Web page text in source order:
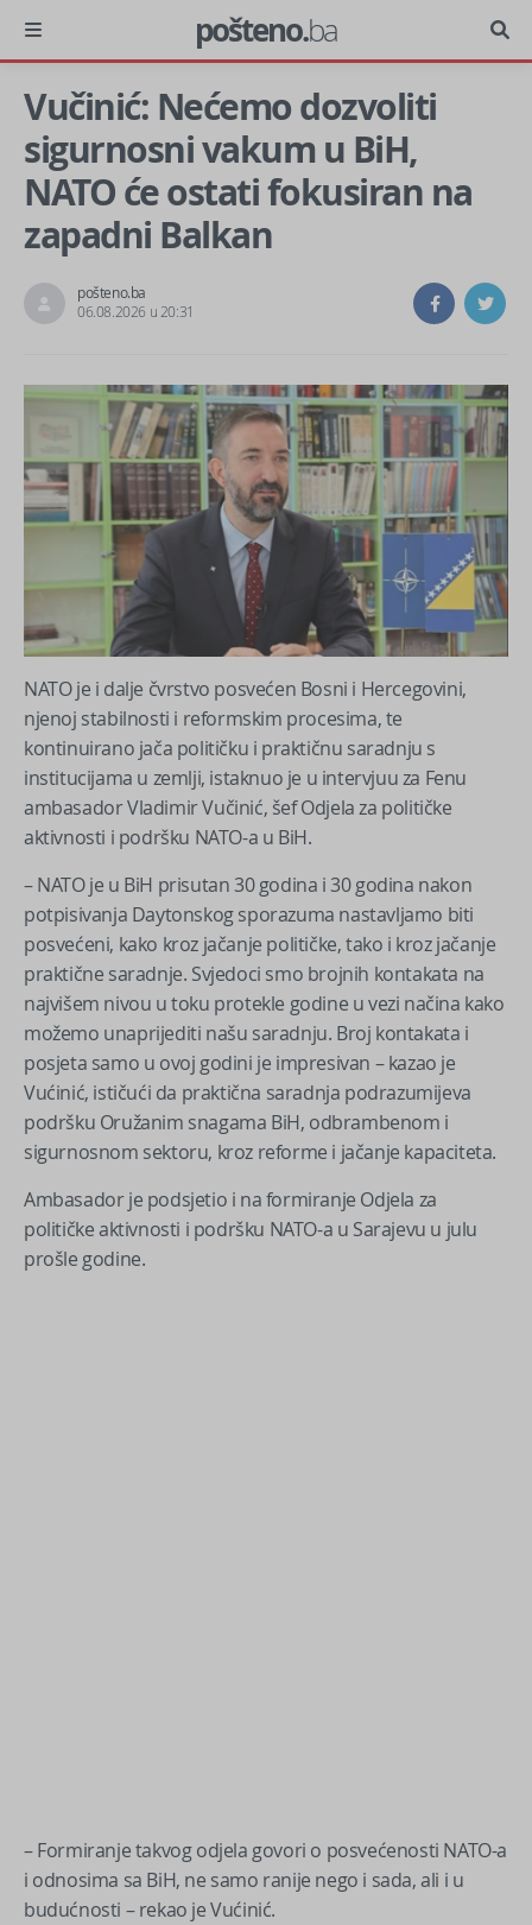
pošteno.ba
Vučinić: Nećemo dozvoliti
sigurnosni vakum u BiH,
NATO će ostati fokusiran na
zapadni Balkan
pošteno.ba
06.08.2026 u 20:31
NATO je i dalje čvrstvo posvećen Bosni i Hercegovini,
njenoj stabilnosti i reformskim procesima, te
kontinuirano jača političku i praktičnu saradnju s
institucijama u zemlji, istaknuo je u intervjuu za Fenu
ambasador Vladimir Vučinić, šef Odjela za političke
aktivnosti i podršku NATO-a u BiH.
– NATO je u BiH prisutan 30 godina i 30 godina nakon
potpisivanja Daytonskog sporazuma nastavljamo biti
posvećeni, kako kroz jačanje političke, tako i kroz jačanje
praktične saradnje. Svjedoci smo brojnih kontakata na
najvišem nivou u toku protekle godine u vezi načina kako
možemo unaprijediti našu saradnju. Broj kontakata i
posjeta samo u ovoj godini je impresivan – kazao je
Vućinić, ističući da praktična saradnja podrazumijeva
podršku Oružanim snagama BiH, odbrambenom i
sigurnosnom sektoru, kroz reforme i jačanje kapaciteta.
Ambasador je podsjetio i na formiranje Odjela za
političke aktivnosti i podršku NATO-a u Sarajevu u julu
prošle godine.
– Formiranje takvog odjela govori o posvećenosti NATO-a
i odnosima sa BiH, ne samo ranije nego i sada, ali i u
budućnosti – rekao je Vućinić.